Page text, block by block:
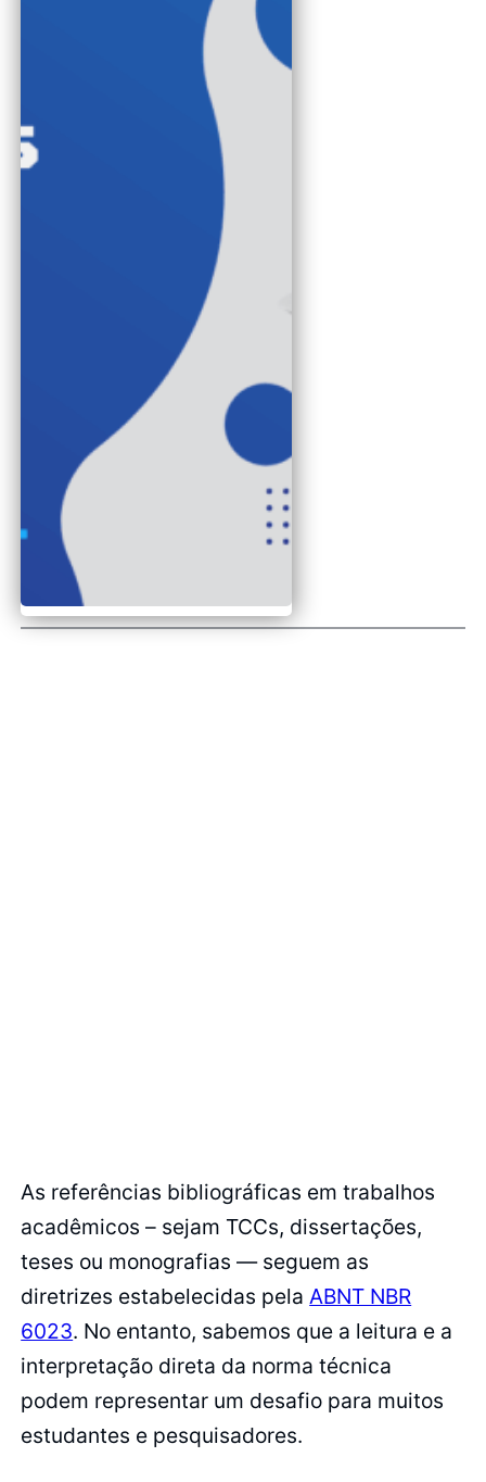
As referências bibliográficas em trabalhos
acadêmicos – sejam TCCs, dissertações,
teses ou monografias — seguem as
diretrizes estabelecidas pela ABNT NBR
6023. No entanto, sabemos que a leitura e a
interpretação direta da norma técnica
podem representar um desafio para muitos
estudantes e pesquisadores.